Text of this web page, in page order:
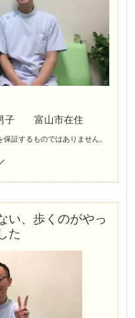
富山市在住
証するものではありません。
い、歩くのがやっ
た